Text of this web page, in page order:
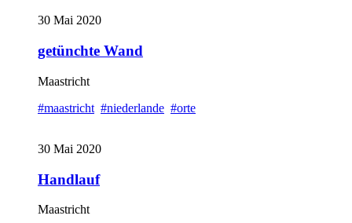
30 Mai 2020
getünchte Wand
Maastricht
#maastricht #niederlande #orte
30 Mai 2020
Handlauf
Maastricht